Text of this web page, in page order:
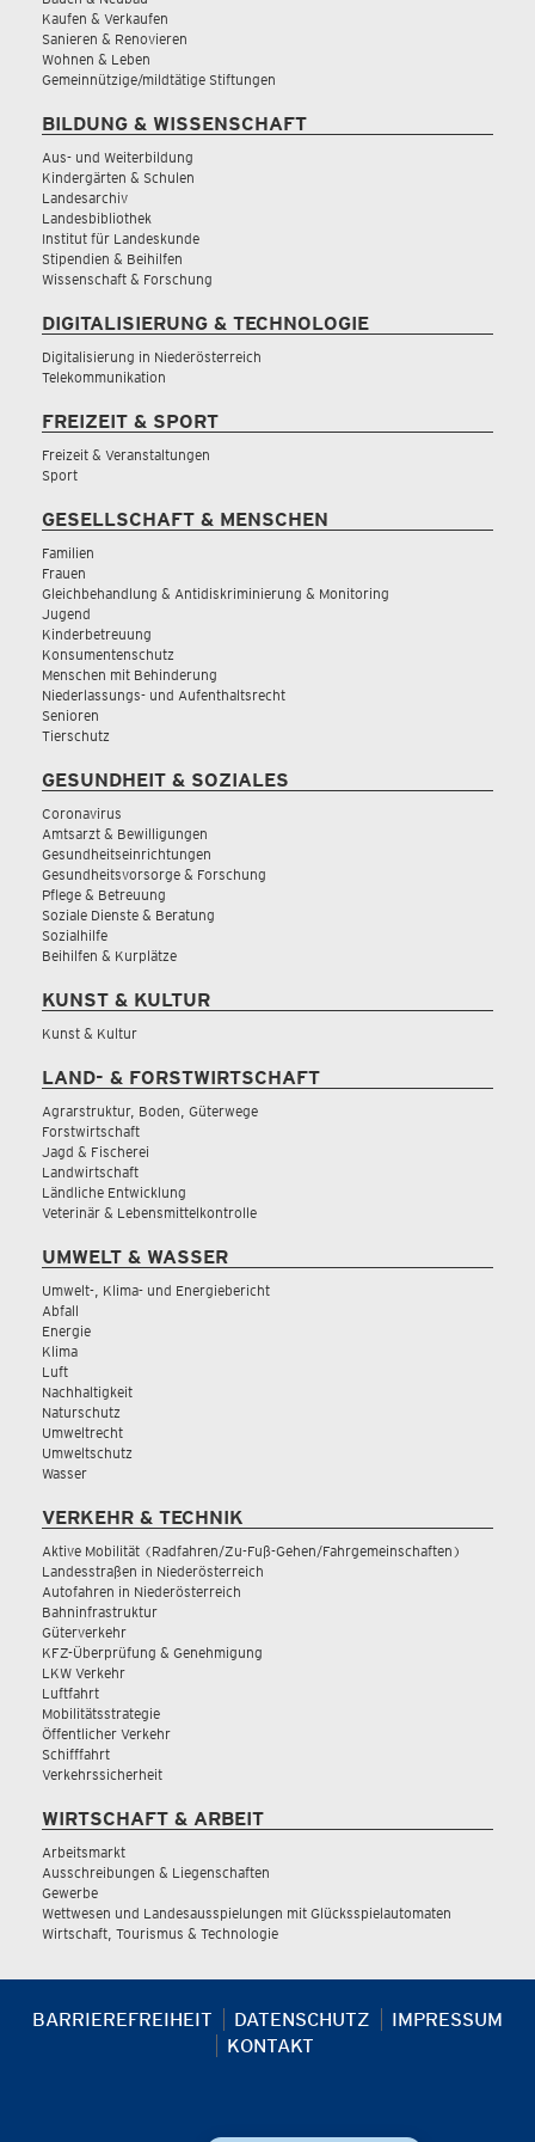
Kaufen & Verkaufen
Sanieren & Renovieren
Wohnen & Leben
Gemeinnützige/mildtätige Stiftungen
BILDUNG & WISSENSCHAFT
Aus- und Weiterbildung
Kindergärten & Schulen
Landesarchiv
Landesbibliothek
Institut für Landeskunde
Stipendien & Beihilfen
Wissenschaft & Forschung
DIGITALISIERUNG & TECHNOLOGIE
Digitalisierung in Niederösterreich
Telekommunikation
FREIZEIT & SPORT
Freizeit & Veranstaltungen
Sport
GESELLSCHAFT & MENSCHEN
Familien
Frauen
Gleichbehandlung & Antidiskriminierung & Monitoring
Jugend
Kinderbetreuung
Konsumentenschutz
Menschen mit Behinderung
Niederlassungs- und Aufenthaltsrecht
Senioren
Tierschutz
GESUNDHEIT & SOZIALES
Coronavirus
Amtsarzt & Bewilligungen
Gesundheitseinrichtungen
Gesundheitsvorsorge & Forschung
Pflege & Betreuung
Soziale Dienste & Beratung
Sozialhilfe
Beihilfen & Kurplätze
KUNST & KULTUR
Kunst & Kultur
LAND- & FORSTWIRTSCHAFT
Agrarstruktur, Boden, Güterwege
Forstwirtschaft
Jagd & Fischerei
Landwirtschaft
Ländliche Entwicklung
Veterinär & Lebensmittelkontrolle
UMWELT & WASSER
Umwelt-, Klima- und Energiebericht
Abfall
Energie
Klima
Luft
Nachhaltigkeit
Naturschutz
Umweltrecht
Umweltschutz
Wasser
VERKEHR & TECHNIK
Aktive Mobilität (Radfahren/Zu-Fuß-Gehen/Fahrgemeinschaften)
Landesstraßen in Niederösterreich
Autofahren in Niederösterreich
Bahninfrastruktur
Güterverkehr
KFZ-Überprüfung & Genehmigung
LKW Verkehr
Luftfahrt
Mobilitätsstrategie
Öffentlicher Verkehr
Schifffahrt
Verkehrssicherheit
WIRTSCHAFT & ARBEIT
Arbeitsmarkt
Ausschreibungen & Liegenschaften
Gewerbe
Wettwesen und Landesausspielungen mit Glücksspielautomaten
Wirtschaft, Tourismus & Technologie
BARRIEREFREIHEIT DATENSCHUTZ
IMPRESSUM
KONTAKT